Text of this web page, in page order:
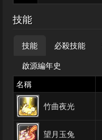
技能
技能 必殺技能
啟源編年史
名稱
竹曲夜光
望月玉兔